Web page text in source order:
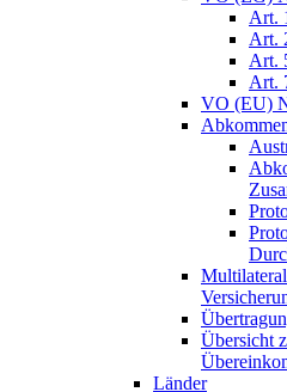
Art.
Art.
Art.
Art.
VO (EU)
Übersicht
Länder